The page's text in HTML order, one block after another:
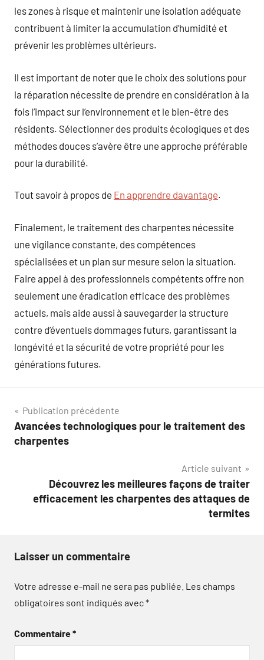
les zones à risque et maintenir une isolation adéquate
contribuent à limiter la accumulation d’humidité et
prévenir les problèmes ultérieurs.
Il est important de noter que le choix des solutions pour
la réparation nécessite de prendre en considération à la
fois l’impact sur l’environnement et le bien-être des
résidents. Sélectionner des produits écologiques et des
méthodes douces s’avère être une approche préférable
pour la durabilité.
Tout savoir à propos de En apprendre davantage.
Finalement, le traitement des charpentes nécessite
une vigilance constante, des compétences
spécialisées et un plan sur mesure selon la situation.
Faire appel à des professionnels compétents offre non
seulement une éradication efficace des problèmes
actuels, mais aide aussi à sauvegarder la structure
contre d’éventuels dommages futurs, garantissant la
longévité et la sécurité de votre propriété pour les
générations futures.
Navigation
de
Publication précédente
Avancées technologiques pour le traitement des
charpentes
Article suivant
Découvrez les meilleures façons de traiter
efficacement les charpentes des attaques de
termites
Laisser un commentaire
Votre adresse e-mail ne sera pas publiée. Les champs
obligatoires sont indiqués avec*
Commentaire*